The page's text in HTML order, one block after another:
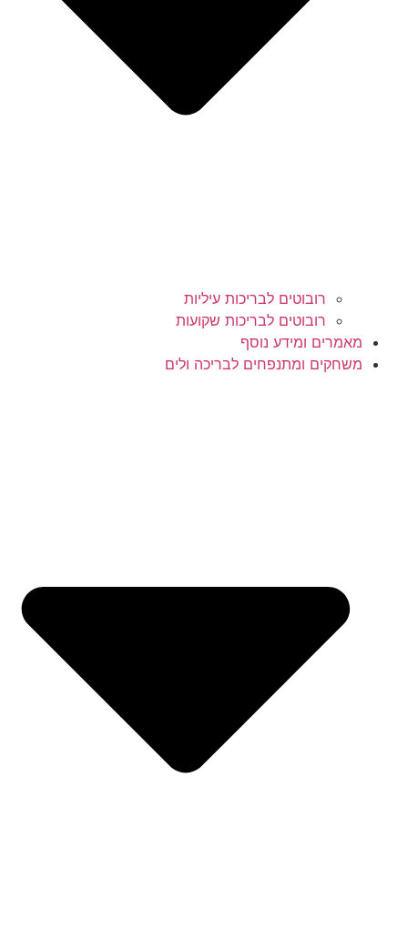
רובוטים לבריכות עיליות
רובוטים לבריכות שקועות
מאמרים ומידע נוסף
משחקים ומתנפחים לבריכה ולים